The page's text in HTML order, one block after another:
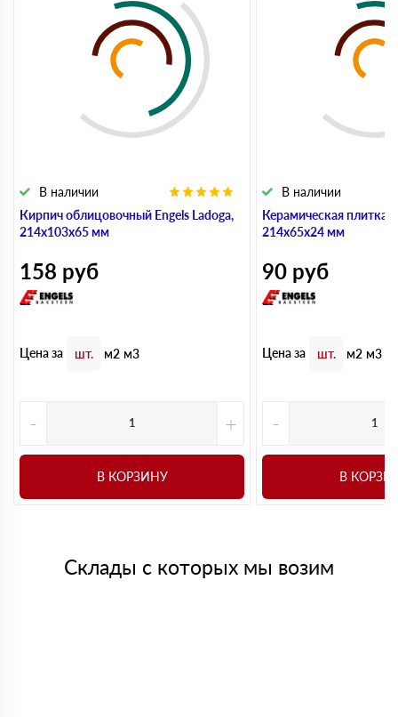
Кирпич облицовочный Engels Ladoga,
214х103х65 мм
В наличии
158 руб
Цена за шт. м2 м3
- +
В КОРЗИНУ
Керамическая плитка
214х65х24 мм
В наличии
90 руб
Цена за шт. м2 м3
-
В
Склады с которых мы возим